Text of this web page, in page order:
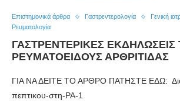
Επιστημονικά άρθρα Γαστρεντερολογία Γενική
Ρευματολογία
ΓΑΣΤΡΕΝΤΕΡΙΚΈΣ ΕΚΔΗΛΏΣΕΙΣ
ΡΕΥΜΑΤΟΕΙΔΟΎΣ ΑΡΘΡΊΤΙΔΑΣ
ΓΙΑ ΝΑ ΔΕΙΤΕ ΤΟ ΑΡΘΡΟ ΠΑΤΗΣΤΕ ΕΔΩ:
πεπτικου-στη-ΡΑ-1